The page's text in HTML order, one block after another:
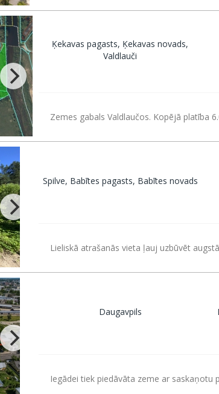
Ķekavas pagasts, Ķekavas novads,
Valdlauči
Zemes gabals Valdlaučos. Kopējā platība
Spilve, Babītes pagasts, Babītes novads
Lieliskā atrašanās vieta ļauj uzbūvēt
Daugavpils
Iegādei tiek piedāvāta zeme ar saskaņotu